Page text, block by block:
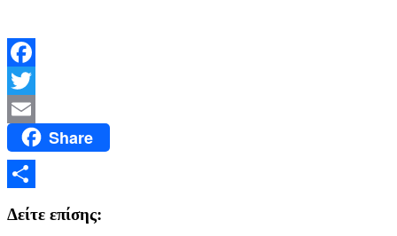
Facebook
Twitter
Email Share
Δείτε επίσης: